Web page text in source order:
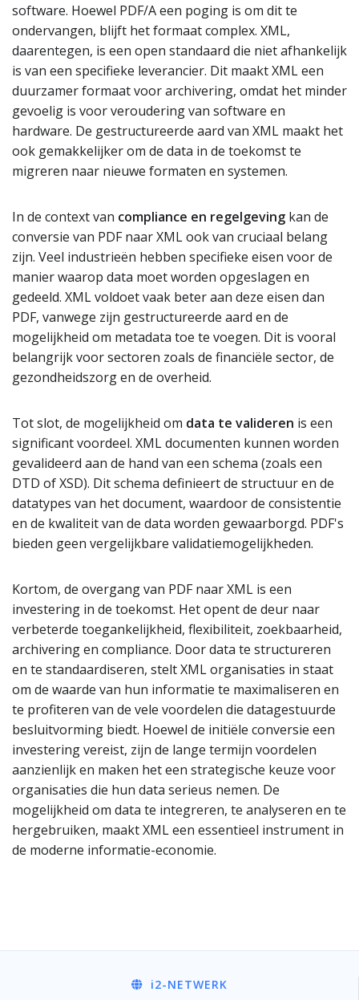
software. Hoewel PDF/A een poging is om dit te
ondervangen, blijft het formaat complex. XML,
daarentegen, is een open standaard die niet afhankelijk
is van een specifieke leverancier. Dit maakt XML een
duurzamer formaat voor archivering, omdat het minder
gevoelig is voor veroudering van software en
hardware. De gestructureerde aard van XML maakt het
ook gemakkelijker om de data in de toekomst te
migreren naar nieuwe formaten en systemen.
In de context van compliance en regelgeving kan de
conversie van PDF naar XML ook van cruciaal belang
zijn. Veel industrieën hebben specifieke eisen voor de
manier waarop data moet worden opgeslagen en
gedeeld. XML voldoet vaak beter aan deze eisen dan
PDF, vanwege zijn gestructureerde aard en de
mogelijkheid om metadata toe te voegen. Dit is vooral
belangrijk voor sectoren zoals de financiële sector, de
gezondheidszorg en de overheid.
Tot slot, de mogelijkheid om data te valideren is een
significant voordeel. XML documenten kunnen worden
gevalideerd aan de hand van een schema (zoals een
DTD of XSD). Dit schema definieert de structuur en de
datatypes van het document, waardoor de consistentie
en de kwaliteit van de data worden gewaarborgd. PDF's
bieden geen vergelijkbare validatiemogelijkheden.
Kortom, de overgang van PDF naar XML is een
investering in de toekomst. Het opent de deur naar
verbeterde toegankelijkheid, flexibiliteit, zoekbaarheid,
archivering en compliance. Door data te structureren
en te standaardiseren, stelt XML organisaties in staat
om de waarde van hun informatie te maximaliseren en
te profiteren van de vele voordelen die datagestuurde
besluitvorming biedt. Hoewel de initiële conversie een
investering vereist, zijn de lange termijn voordelen
aanzienlijk en maken het een strategische keuze voor
organisaties die hun data serieus nemen. De
mogelijkheid om data te integreren, te analyseren en te
hergebruiken, maakt XML een essentieel instrument in
de moderne informatie-economie.
i2-NETWERK